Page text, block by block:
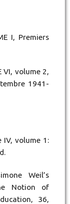
I, Premiers
VI, volume 2,
1941-
IV, volume 1:
Weil’s
Notion of
36,